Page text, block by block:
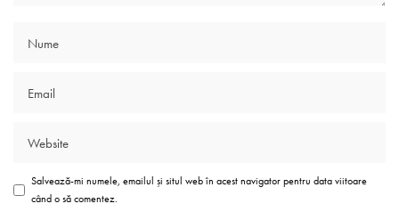
Salvează-mi numele, emailul și situl web în acest navigator pentru data viitoare
când o să comentez.